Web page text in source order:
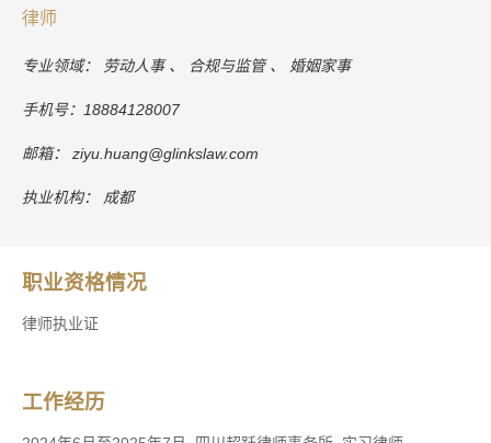
律师
专业领域： 劳动人事 合规与监管 婚姻家事
手机号： 18884128007
邮箱： ziyu.huang@glinkslaw.com
执业机构： 成都
职业资格情况
律师执业证
工作经历